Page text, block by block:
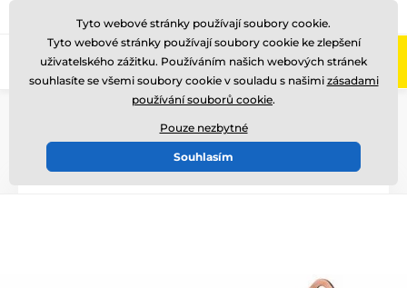
Zavolejte nám (Po-Pá 8-17)
Kovové medaile s grafikou (UV potisk na zadní stranu medaile)
MDL001
Tyto webové stránky používají soubory cookie.
Tyto webové stránky používají soubory cookie ke zlepšení
uživatelského zážitku. Používáním našich webových stránek
souhlasíte se všemi soubory cookie v souladu s našimi zásadami
používání souborů cookie.
Pouze nezbytné
Souhlasím